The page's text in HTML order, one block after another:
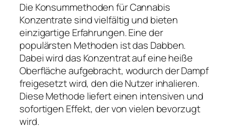
Die Konsummethoden für Cannabis
Konzentrate sind vielfältig und bieten
einzigartige Erfahrungen. Eine der
populärsten Methoden ist das Dabben.
Dabei wird das Konzentrat auf eine heiße
Oberfläche aufgebracht, wodurch der Dampf
freigesetzt wird, den die Nutzer inhalieren.
Diese Methode liefert einen intensiven und
sofortigen Effekt, der von vielen bevorzugt
wird.